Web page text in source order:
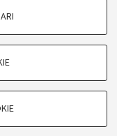
per il corretto
- Università di
- PI: 01131710376 -
Cookie